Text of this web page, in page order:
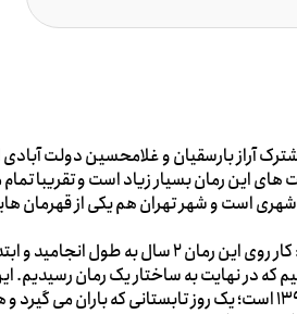
آراز بارسقیان و غلامحسین دولت
این رمان بسیار زیاد است و تقریبا
است و شهر تهران هم یکی از قهرمان
که در نهایت به ساختار یک رمان
روز ۲۴ مرداد سال ۱۳۹۲ است؛ یک روز تابستانی که